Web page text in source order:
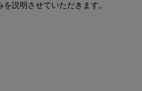
説明させていただきます。